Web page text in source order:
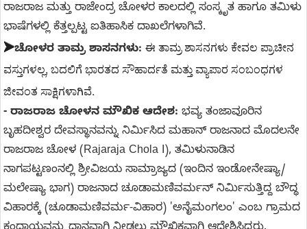
ರಾಜರಾಜ ಮತ್ತು ರಾಜೇಂದ್ರ ಚೋಳರ ಕಾಲದಲ್ಲಿ ಸಂಸ್ಕೃತ ಹಾಗೂ ತಮಿಳು
ಭಾಷೆಗಳಲ್ಲಿ ಕೆತ್ತಲ್ಪಟ್ಟ ಐತಿಹಾಸಿಕ ದಾಖಲೆಗಳಾಗಿವೆ.
➤ಚೋಳರ ತಾಮ್ರ ಶಾಸನಗಳು: ಈ ತಾಮ್ರ ಶಾಸನಗಳು ಕೇವಲ ಪ್ರಾಚೀನ
ವಸ್ತುಗಳಲ್ಲ, ಬದಲಿಗೆ ಭಾರತದ ಸೌಹಾರ್ದತೆ ಮತ್ತು ವ್ಯಾಪಾರ ಸಂಬಂಧಗಳ
ಜೀವಂತ ಸಾಕ್ಷಿಗಳಾಗಿವೆ.
- ರಾಜರಾಜ ಚೋಳನ ಮೌಖಿಕ ಆದೇಶ: ಭವ್ಯ ತಂಜಾವೂರಿನ
ಬೃಹದೀಶ್ವರ ದೇವಸ್ಥಾನವನ್ನು ನಿರ್ಮಿಸಿದ ಮಹಾನ್ ರಾಜನಾದ ಮೊದಲನೇ
ರಾಜರಾಜ ಚೋಳ (Rajaraja Chola I), ತಮಿಳುನಾಡಿನ
ನಾಗಪಟ್ಟಣಂನಲ್ಲಿ ಶ್ರೀವಿಜಯ ಸಾಮ್ರಾಜ್ಯದ (ಇಂದಿನ ಇಂಡೋನೇಷ್ಯಾ/
ಮಲೇಷ್ಯಾ ಭಾಗ) ರಾಜನಾದ ಚೂಡಾಮಣಿವರ್ಮನ್ ನಿರ್ಮಿಸುತ್ತಿದ್ದ ಬೌದ್ಧ
ವಿಹಾರಕ್ಕೆ (ಚೂಡಾಮಣಿವರ್ಮ-ವಿಹಾರ) 'ಅನೈಮಂಗಲಂ' ಎಂಬ ಗ್ರಾಮದ